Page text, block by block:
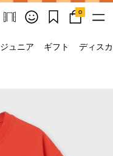
0
ジュニア ギフト ディス